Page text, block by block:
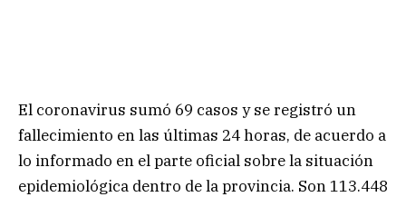
El coronavirus sumó 69 casos y se registró un
fallecimiento en las últimas 24 horas, de acuerdo a
lo informado en el parte oficial sobre la situación
epidemiológica dentro de la provincia. Son 113.448